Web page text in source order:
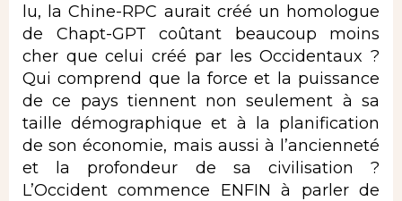
lu, la Chine-RPC aurait créé un homologue
de Chapt-GPT coûtant beaucoup moins
cher que celui créé par les Occidentaux ?
Qui comprend que la force et la puissance
de ce pays tiennent non seulement à sa
taille démographique et à la planification
de son économie, mais aussi à l’ancienneté
et la profondeur de sa civilisation ?
L’Occident commence ENFIN à parler de